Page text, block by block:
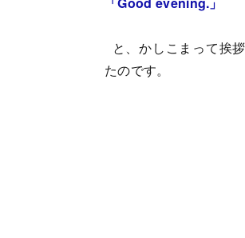
と、かしこまって挨
たのです。